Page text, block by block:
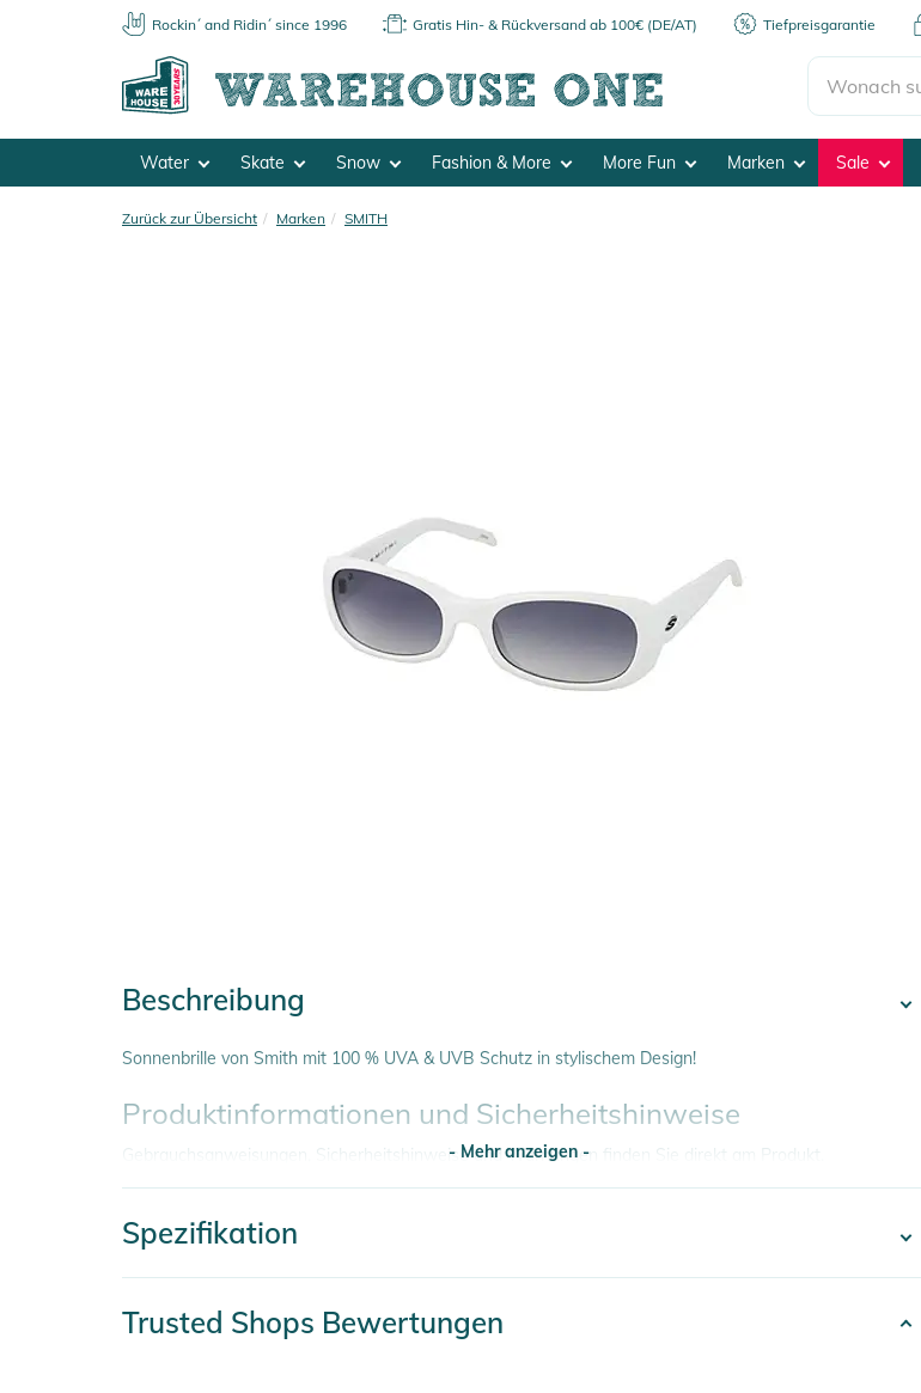
Rockin´ and Ridin´ since 1996 Gratis Hin- & Rückversand ab 100€ (DE/AT) Tiefpreisgarantie
Water Skate Snow Fashion & More More Fun Marken Sale
Zurück zur Übersicht Marken SMITH
Beschreibung
Sonnenbrille von Smith mit 100 % UVA & UVB Schutz in stylischem Design!
Produktinformationen und Sicherheitshinweise
Gebrauchsanweisungen, Sicherheitshinweise und Warnungen finden Sie direkt am Produkt.
- Mehr anzeigen -
Spezifikation
Trusted Shops Bewertungen